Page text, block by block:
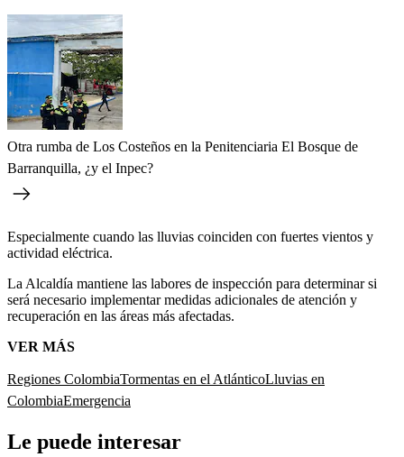
Otra rumba de Los Costeños en la Penitenciaria El Bosque de
Barranquilla, ¿y el Inpec?
Especialmente cuando las lluvias coinciden con fuertes vientos y
actividad eléctrica.
La Alcaldía mantiene las labores de inspección para determinar si
será necesario implementar medidas adicionales de atención y
recuperación en las áreas más afectadas.
VER MÁS
Regiones ColombiaTormentas en el AtlánticoLluvias en
ColombiaEmergencia
Le puede interesar